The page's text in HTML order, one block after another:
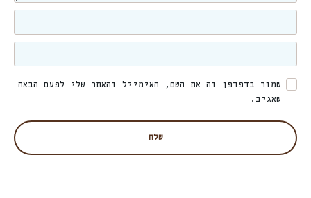
שמור בדפדפן זה את השם, האימייל והאתר שלי לפעם הבאה
שאגיב.